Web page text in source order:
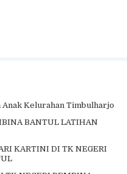
Anak Kelurahan Timbulharjo
BANTUL LATIHAN
KARTINI DI TK NEGERI